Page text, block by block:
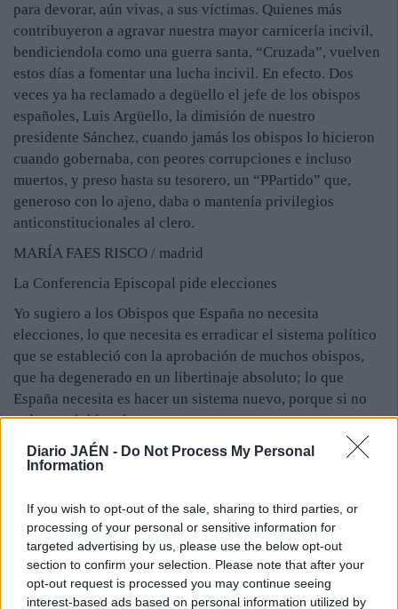
Diario JAÉN - Do Not Process My Personal
Information
If you wish to opt-out of the sale, sharing to third parties, or
processing of your personal or sensitive information for
targeted advertising by us, please use the below opt-out
section to confirm your selection. Please note that after your
opt-out request is processed you may continue seeing
interest-based ads based on personal information utilized by
para devorar, aún vivas, a sus víctimas. Quienes más
contribuyeron a agravar nuestra mayor carnicería incivil,
bendiciendola como una guerra santa, “Cruzada”, vuelven
estos días a fomentar una lucha incivil. En efecto. Dos
veces ya ha reclamado a degüello el jefe de los obispos
españoles, Luis Argüello, la dimisión de nuestro
presidente Sánchez, cuando jamás los obispos lo hicieron
cuando gobernaba, con peores corrupciones e incluso
muertos, y preso hasta su tesorero, un “PPartido” que,
generoso con lo ajeno, daba o mantenía privilegios
anticonstitucionales al clero.
MARÍA FAES RISCO / madrid
La Conferencia Episcopal pide elecciones
Yo sugiero a los Obispos que España no necesita
elecciones, lo que necesita es erradicar el sistema político
que se estableció con la aprobación de muchos obispos,
que ha degenerado en un libertinaje absoluto; lo que
España necesita es hacer un sistema nuevo, porque si no
todo seguirá igual.
JAIME FOMPEROSA / santander